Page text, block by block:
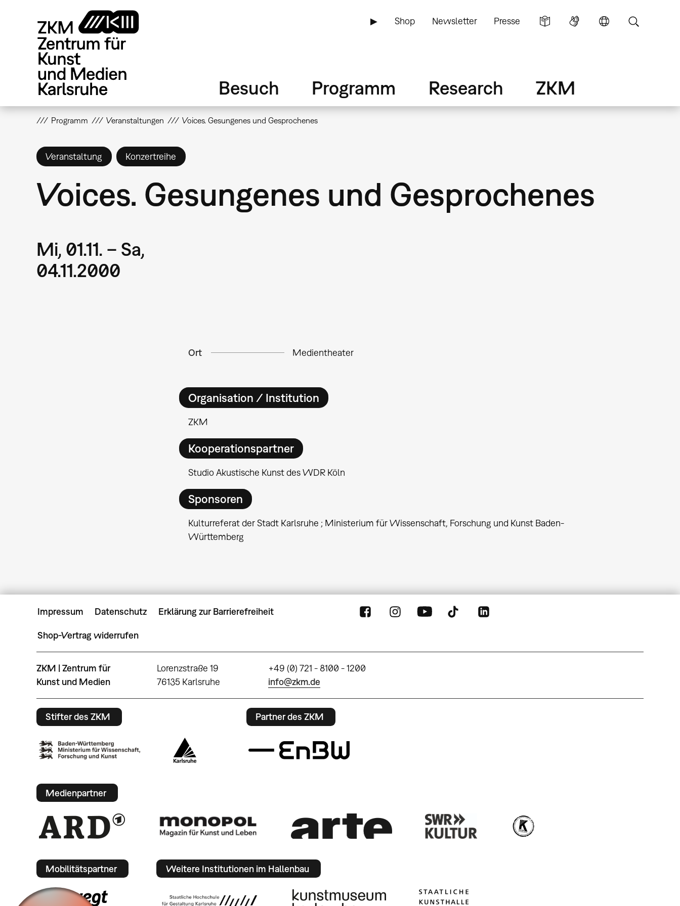
▶ Shop Newsletter Presse
Besuch Programm Research ZKM
Programm Veranstaltungen Voices. Gesungenes und Gesprochenes
Veranstaltung Konzertreihe
Voices. Gesungenes und Gesprochenes
Mi, 01.11. – Sa,
04.11.2000
Ort Medientheater
Organisation / Institution
ZKM
Kooperationspartner
Studio Akustische Kunst des WDR Köln
Sponsoren
Kulturreferat der Stadt Karlsruhe ; Ministerium für Wissenschaft, Forschung und Kunst Baden-
Württemberg
Impressum Datenschutz Erklärung zur Barrierefreiheit
Shop-Vertrag widerrufen
ZKM | Zentrum für
Kunst und Medien
Lorenzstraße 19
76135 Karlsruhe
+49 (0) 721 - 8100 - 1200
info@zkm.de
Stifter des ZKM Partner des ZKM
Medienpartner
Mobilitätspartner Weitere Institutionen im Hallenbau